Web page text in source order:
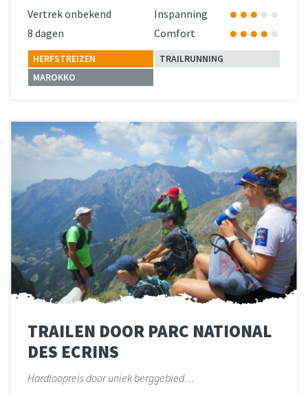
Vertrek onbekend
Inspanning
8 dagen
Comfort
HERFSTREIZEN
TRAILRUNNING
MAROKKO
TRAILEN DOOR PARC NATIONAL
DES ECRINS
Hardloopreis door uniek berggebied…